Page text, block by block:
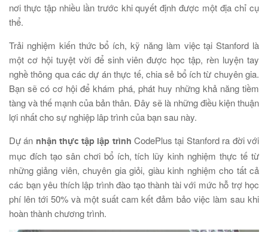
nơi thực tập nhiều lần trước khi quyết định được một địa chỉ cụ
thể.
Trải nghiệm kiến thức bổ ích, kỹ năng làm việc tại Stanford là
một cơ hội tuyệt vời để sinh viên được học tập, rèn luyện tay
nghề thông qua các dự án thực tế, chia sẻ bổ ích từ chuyên gia.
Bạn sẽ có cơ hội để khám phá, phát huy những khả năng tiềm
tàng và thế mạnh của bản thân. Đây sẽ là những điều kiện thuận
lợi nhất cho sự nghiệp lâp trình của bạn sau này.
Dự án nhận thực tập lập trình CodePlus tại Stanford ra đời với
mục đích tạo sân chơi bổ ích, tích lũy kinh nghiệm thực tế từ
những giảng viên, chuyên gia giỏi, giàu kinh nghiệm cho tất cả
các bạn yêu thích lập trình đào tạo thành tài với mức hỗ trợ học
phí lên tới 50% và một suất cam kết đảm bảo việc làm sau khi
hoàn thành chương trình.